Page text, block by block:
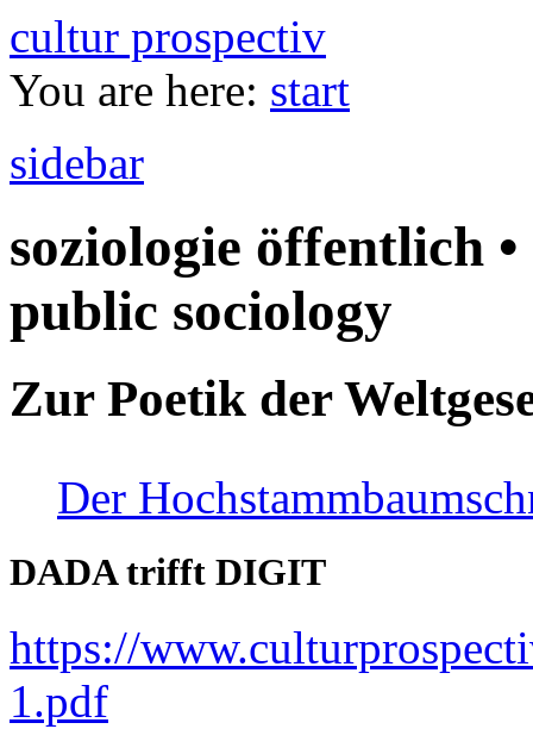
cultur prospectiv
You are here: start
sidebar
soziologie öffentlich
public sociology
Zur Poetik der
Der
DADA trifft DIGIT
https://
1.pdf